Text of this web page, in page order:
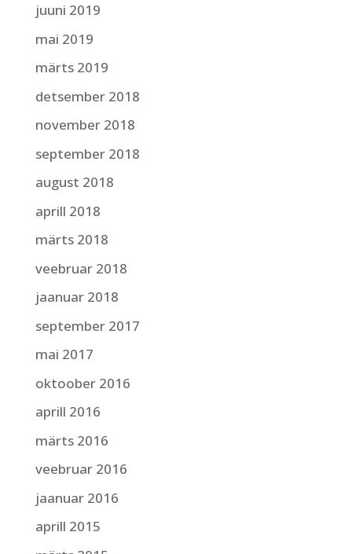
juuni 2019
mai 2019
märts 2019
detsember 2018
november 2018
september 2018
august 2018
aprill 2018
märts 2018
veebruar 2018
jaanuar 2018
september 2017
mai 2017
oktoober 2016
aprill 2016
märts 2016
veebruar 2016
jaanuar 2016
aprill 2015